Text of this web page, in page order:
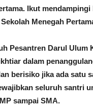
Ikut
Menegah
Pesantren Darul Ulum
dalam
berisiko jika ada satu
seluruh santri
sampai SMA.